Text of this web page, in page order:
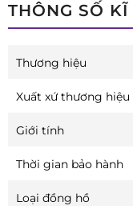
THÔNG SỐ KĨ
Thương hiệu
Xuất xứ thương hiệu
Giới tính
Thời gian bảo hành
Loại đồng hồ